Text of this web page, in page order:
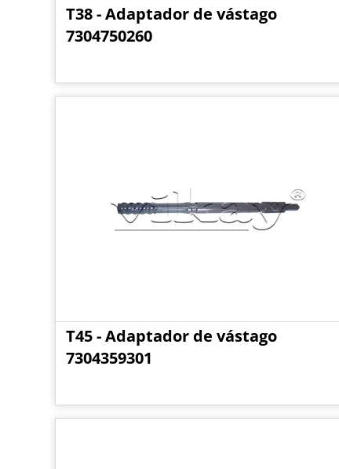
T38 - Adaptador de vástago
7304750260
T45 - Adaptador de vástago
7304359301